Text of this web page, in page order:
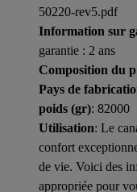
50220-rev5.pdf
Information sur
garantie : 2 ans
Composition du
Pays de
poids (gr): 82000
Utilisation: Le
confort
de vie. Voici des
appropriée pour